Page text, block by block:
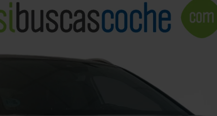
Recogemos tu coche en cualquier parte de España.
Compramos tu coche. Pago inmediato.